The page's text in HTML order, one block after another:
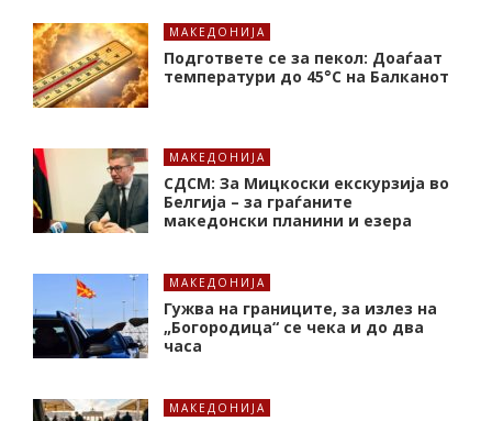
МАКЕДОНИЈА
Подгответе се за пекол: Доаѓаат
температури до 45°C на Балканот
МАКЕДОНИЈА
СДСМ: За Мицкоски екскурзија во
Белгија – за граѓаните
македонски планини и езера
МАКЕДОНИЈА
Гужва на границите, за излез на
„Богородица“ се чека и до два
часа
МАКЕДОНИЈА